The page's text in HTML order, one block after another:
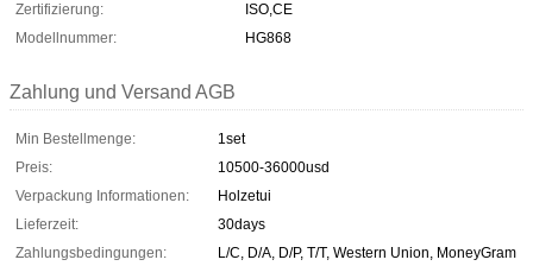
Zertifizierung:
ISO,CE
Modellnummer:
HG868
Zahlung und Versand AGB
Min Bestellmenge:
1set
Preis:
10500-36000usd
Verpackung Informationen:
Holzetui
Lieferzeit:
30days
Zahlungsbedingungen:
L/C, D/A, D/P, T/T, Western Union, MoneyGram